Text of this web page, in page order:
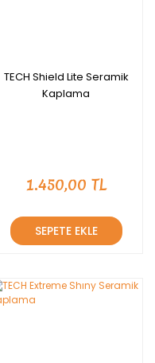
TECH Shield Lite Seramik
Kaplama
1.450,00 TL
SEPETE EKLE